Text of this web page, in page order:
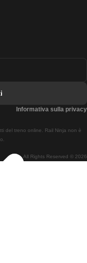
All Rights Reserved © 2026
del treno online. Rail Ninja non è
Informativa sulla privacy